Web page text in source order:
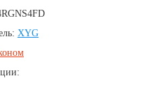
XYG